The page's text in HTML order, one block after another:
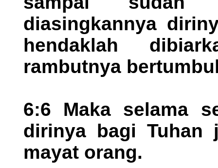
diasingkannya
hendaklah
rambutnya
6:6 Maka selama
dirinya bagi Tuhan
mayat orang.